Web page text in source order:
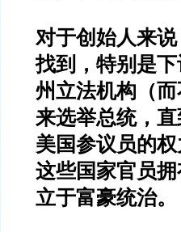
对于创始人来
找到，特别是
州立法机构（
来选举总统，
美国参议员的权
这些国家官员
立于富豪统治。